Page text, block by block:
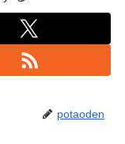
potaoden